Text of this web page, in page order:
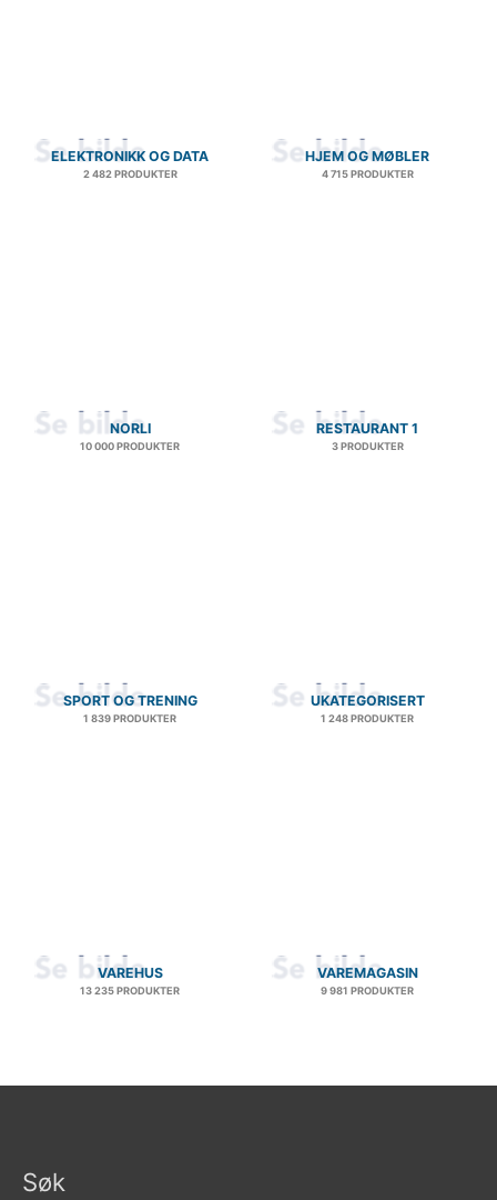
ELEKTRONIKK OG DATA
2 482 PRODUKTER
HJEM OG MØBLER
4 715 PRODUKTER
NORLI
10 000 PRODUKTER
RESTAURANT 1
3 PRODUKTER
SPORT OG TRENING
1 839 PRODUKTER
UKATEGORISERT
1 248 PRODUKTER
VAREHUS
13 235 PRODUKTER
VAREMAGASIN
9 981 PRODUKTER
Søk